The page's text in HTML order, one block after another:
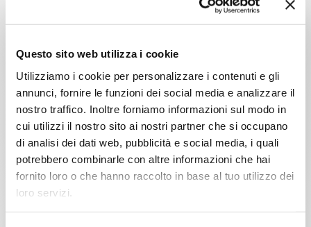
Questo sito web utilizza i cookie
Utilizziamo i cookie per personalizzare i contenuti e gli
annunci, fornire le funzioni dei social media e analizzare il
nostro traffico. Inoltre forniamo informazioni sul modo in
cui utilizzi il nostro sito ai nostri partner che si occupano
di analisi dei dati web, pubblicità e social media, i quali
potrebbero combinarle con altre informazioni che hai
fornito loro o che hanno raccolto in base al tuo utilizzo dei
loro servizi.